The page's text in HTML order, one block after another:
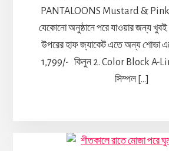
PANTALOONS Mustard &
যেকোনো অনুষ্ঠানে পরে যাওয়ার জন্য খুবই
উপরের হাফ জ্যাকেট এতে অন্য শোভা
1,799/- কিনুন 2. Color Block A-
সিম্পল […]